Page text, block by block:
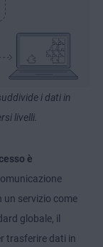
i dati in
livelli.
è
un servizio come
globale, il
trasferire dati in